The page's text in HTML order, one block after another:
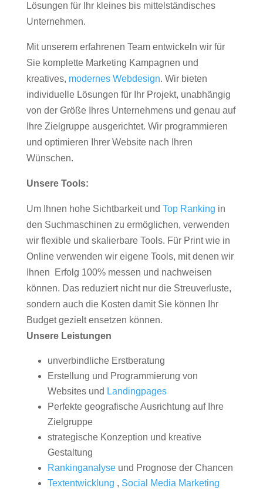
Lösungen für Ihr kleines bis mittelständisches
Unternehmen.
Mit unserem erfahrenen Team entwickeln wir für
Sie komplette Marketing Kampagnen und
kreatives, modernes Webdesign. Wir bieten
individuelle Lösungen für Ihr Projekt, unabhängig
von der Größe Ihres Unternehmens und genau auf
Ihre Zielgruppe ausgerichtet. Wir programmieren
und optimieren Ihrer Website nach Ihren
Wünschen.
Unsere Tools:
Um Ihnen hohe Sichtbarkeit und Top Ranking in
den Suchmaschinen zu ermöglichen, verwenden
wir flexible und skalierbare Tools. Für Print wie in
Online verwenden wir eigene Tools, mit denen wir
Ihnen Erfolg 100% messen und nachweisen
können. Das reduziert nicht nur die Streuverluste,
sondern auch die Kosten damit Sie können Ihr
Budget gezielt ensetzen können.
Unsere Leistungen
unverbindliche Erstberatung
Erstellung und Programmierung von
Websites und Landingpages
Perfekte geografische Ausrichtung auf Ihre
Zielgruppe
strategische Konzeption und kreative
Gestaltung
Rankinganalyseund Prognose der Chancen
Textentwicklung , Social Media Marketing